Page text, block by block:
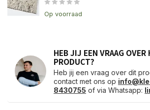
Op voorraad
HEB JIJ EEN VRAAG OVER
PRODUCT?
Heb jij een vraag over dit
contact met ons op
8430755 of via Whatsapp: